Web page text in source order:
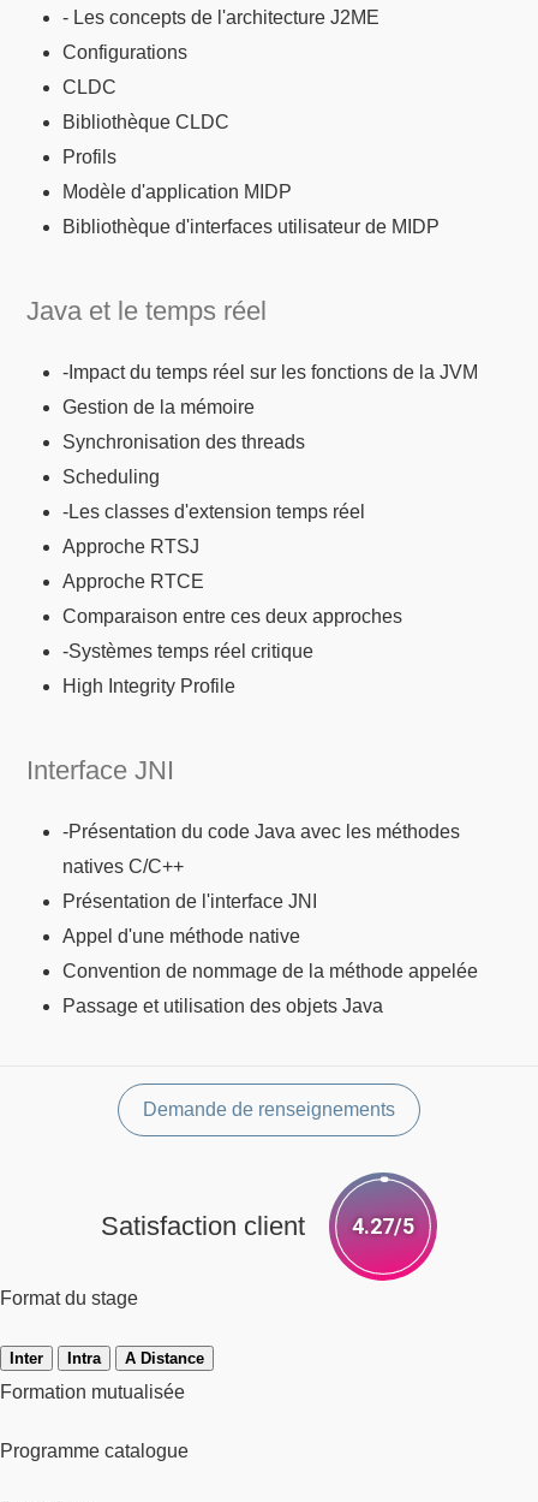
- Les concepts de l'architecture J2ME
Configurations
CLDC
Bibliothèque CLDC
Profils
Modèle d'application MIDP
Bibliothèque d'interfaces utilisateur de MIDP
Java et le temps réel
-Impact du temps réel sur les fonctions de la JVM
Gestion de la mémoire
Synchronisation des threads
Scheduling
-Les classes d'extension temps réel
Approche RTSJ
Approche RTCE
Comparaison entre ces deux approches
-Systèmes temps réel critique
High Integrity Profile
Interface JNI
-Présentation du code Java avec les méthodes
natives C/C++
Présentation de l'interface JNI
Appel d'une méthode native
Convention de nommage de la méthode appelée
Passage et utilisation des objets Java
Demande de renseignements
Satisfaction client 4.27/5
Format du stage
Inter Intra A Distance
Formation mutualisée
Programme catalogue